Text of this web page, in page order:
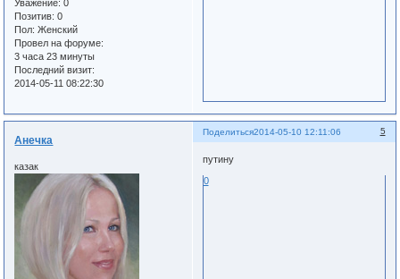
Уважение: 0
Позитив: 0
Пол: Женский
Провел на форуме:
3 часа 23 минуты
Последний визит:
2014-05-11 08:22:30
Поделиться 5
2014-05-10 12:11:06
Анечка
казак
путину
0